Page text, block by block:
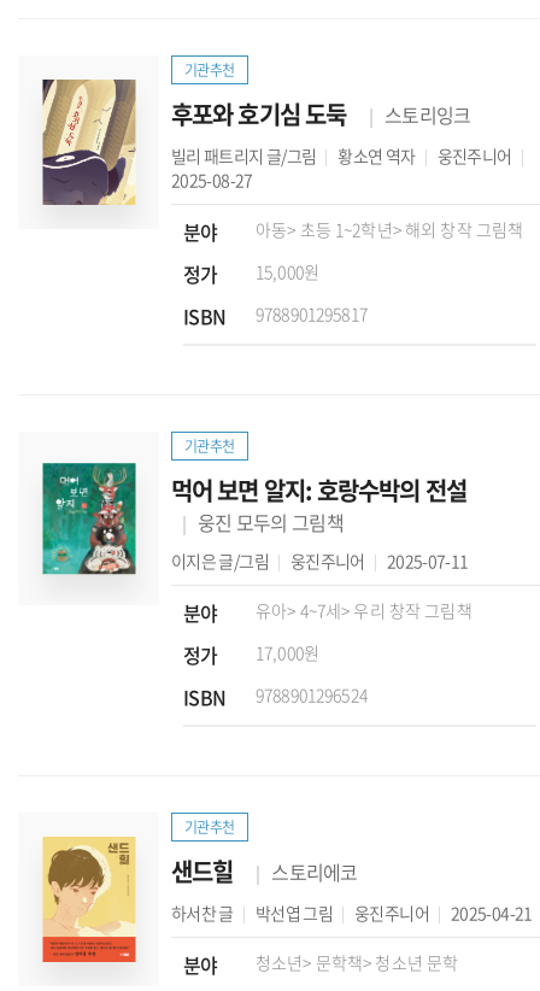
기관추천
후포와 호기심 도둑 스토리잉크
빌리 패트리지 글/그림 황소연 역자
웅진주니어
2025-08-27
분야 아동> 초등 1~2학년> 해외 창작 그림책
정가 15,000원
ISBN 9788901295817
기관추천
먹어 보면 알지: 호랑수박의 전설
웅진 모두의 그림책
이지은글/그림 웅진주니어 2025-07-11
분야 유아> 4~7세> 우리 창작 그림책
정가 17,000원
ISBN 9788901296524
기관추천
샌드힐 스토리에코
하서찬글 박선엽그림 웅진주니어 2025-04-21
분야 청소년> 문학책> 청소년 문학